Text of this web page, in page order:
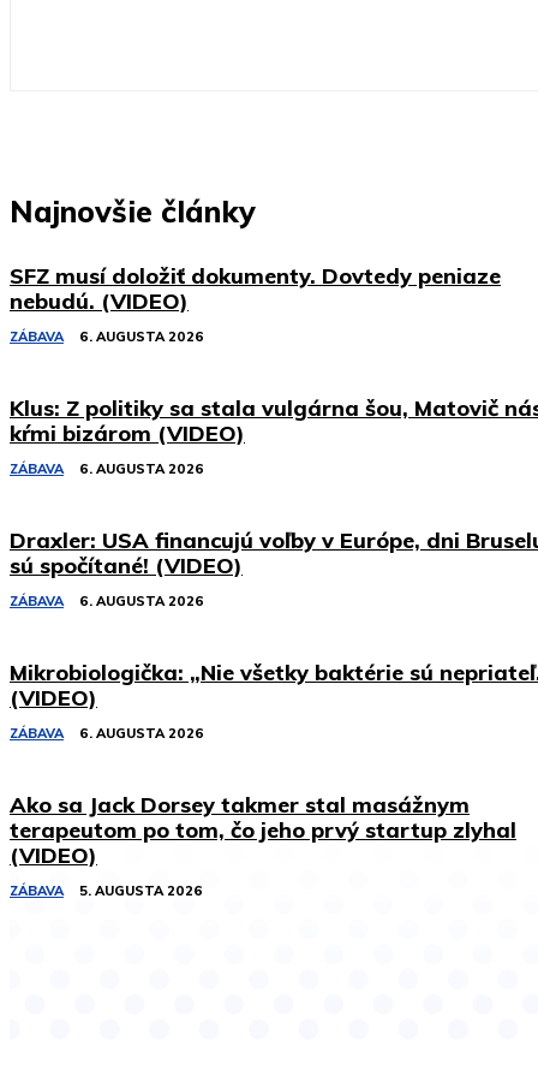
Najnovšie články
SFZ musí doložiť dokumenty. Dovtedy peniaze
nebudú. (VIDEO)
ZÁBAVA 6. AUGUSTA 2026
Klus: Z politiky sa stala vulgárna šou, Matovič
kŕmi bizárom (VIDEO)
ZÁBAVA 6. AUGUSTA 2026
Draxler: USA financujú voľby v Európe, dni
sú spočítané! (VIDEO)
ZÁBAVA 6. AUGUSTA 2026
Mikrobiologička: „Nie všetky baktérie sú
(VIDEO)
ZÁBAVA 6. AUGUSTA 2026
Ako sa Jack Dorsey takmer stal masážnym
terapeutom po tom, čo jeho prvý startup zlyhal
(VIDEO)
ZÁBAVA 5. AUGUSTA 2026